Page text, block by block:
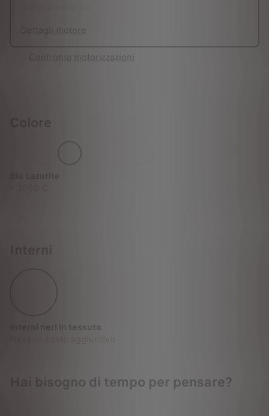
Dettagli motore
Confronta motorizzazioni
Interni neri in tessuto
Hai bisogno di tempo per pensare?